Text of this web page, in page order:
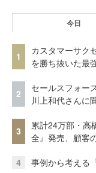
今日
1
カスタマーサク
を勝ち抜いた最
2
セールスフォー
川上和代さんに
3
累計24万部・高
全』発売、顧客
4 事例から考える